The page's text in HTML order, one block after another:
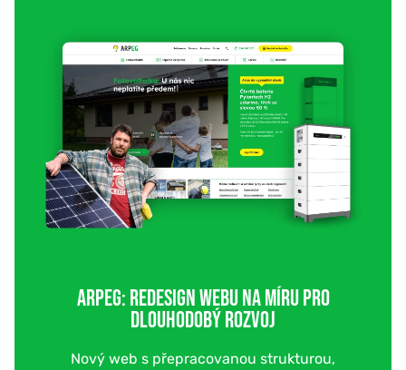
ARPEG: REDESIGN WEBU NA MÍRU PRO
DLOUHODOBÝ ROZVOJ
Nový web s přepracovanou strukturou,